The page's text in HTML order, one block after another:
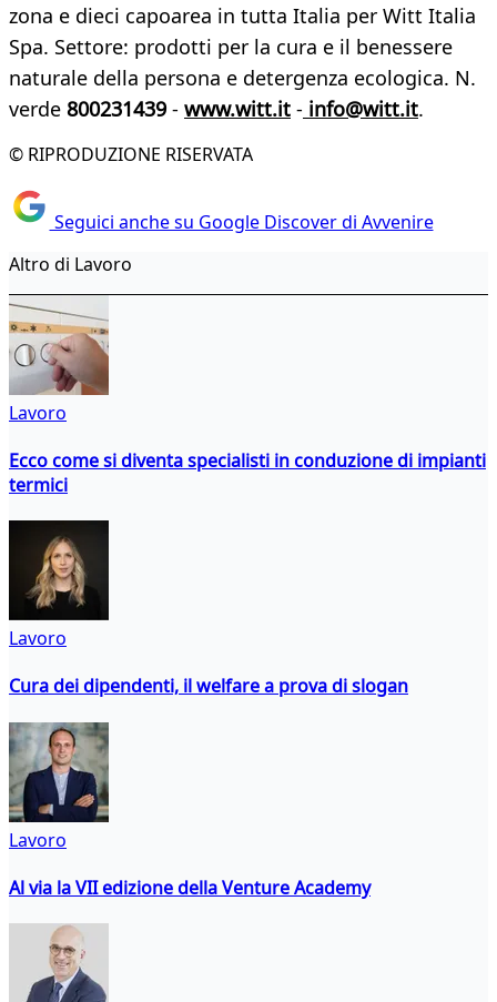
zona e dieci capoarea in tutta Italia per Witt Italia
Spa. Settore: prodotti per la cura e il benessere
naturale della persona e detergenza ecologica. N.
verde 800231439 - www.witt.it - info@witt.it.
© RIPRODUZIONE RISERVATA
Seguici anche su Google Discover di Avvenire
Altro di Lavoro
Lavoro
Ecco come si diventa specialisti in conduzione di impianti
termici
Lavoro
Cura dei dipendenti, il welfare a prova di slogan
Lavoro
Al via la VII edizione della Venture Academy